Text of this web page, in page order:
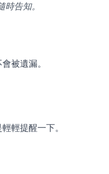
告知。
被遺漏。
輕提醒一下。